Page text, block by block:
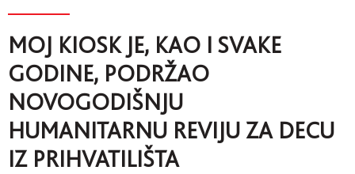
MOJ KIOSK JE, KAO I SVAKE
GODINE, PODRŽAO
NOVOGODIŠNJU
HUMANITARNU REVIJU ZA DECU
IZ PRIHVATILIŠTA